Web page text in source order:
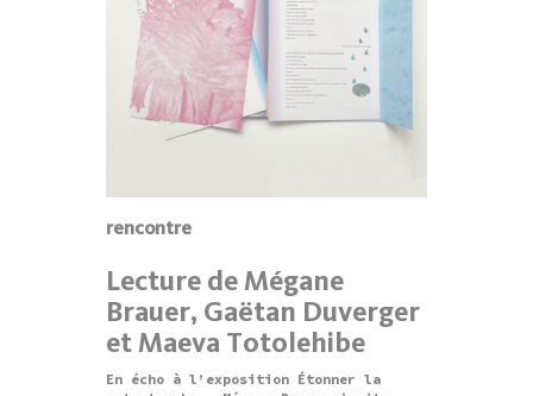
rencontre
Lecture de Mégane
Brauer, Gaëtan Duverger
et Maeva Totolehibe
En écho à l’exposition Étonner la